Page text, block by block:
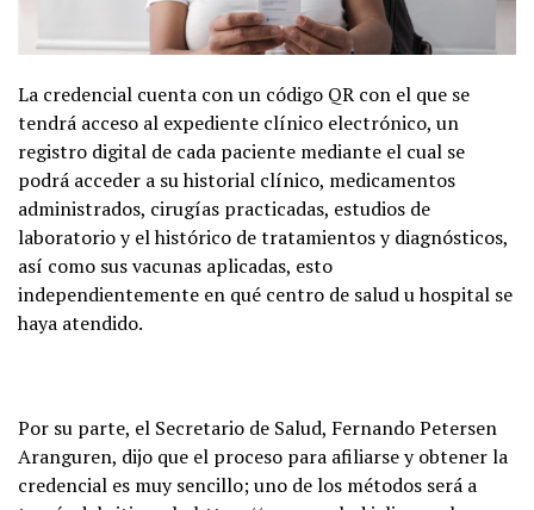
La credencial cuenta con un código QR con el que se
tendrá acceso al expediente clínico electrónico, un
registro digital de cada paciente mediante el cual se
podrá acceder a su historial clínico, medicamentos
administrados, cirugías practicadas, estudios de
laboratorio y el histórico de tratamientos y diagnósticos,
así como sus vacunas aplicadas, esto
independientemente en qué centro de salud u hospital se
haya atendido.
Por su parte, el Secretario de Salud, Fernando Petersen
Aranguren, dijo que el proceso para afiliarse y obtener la
credencial es muy sencillo; uno de los métodos será a